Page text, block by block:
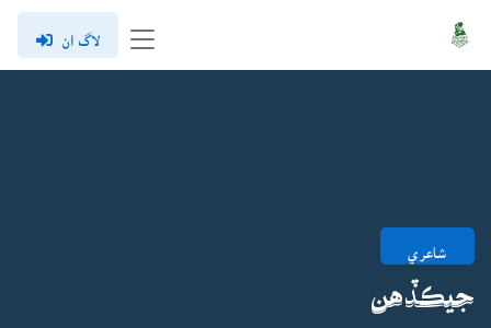
لاگ ان
شاعري
جيڪڏهن